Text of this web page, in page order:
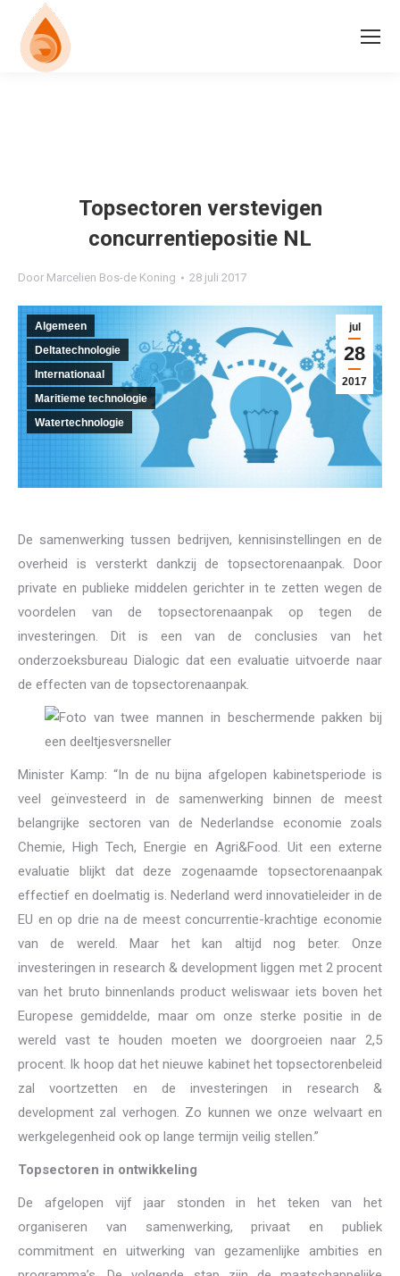
Topsectoren verstevigen
concurrentiepositie NL
Door Marcelien Bos-de Koning 28 juli 2017
jul
28
2017
Algemeen
Deltatechnologie
Internationaal
Maritieme technologie
Watertechnologie
De samenwerking tussen bedrijven, kennisinstellingen en de
overheid is versterkt dankzij de topsectorenaanpak. Door
private en publieke middelen gerichter in te zetten wegen de
voordelen van de topsectorenaanpak op tegen de
investeringen. Dit is een van de conclusies van het
onderzoeksbureau Dialogic dat een evaluatie uitvoerde naar
de effecten van de topsectorenaanpak.
Minister Kamp: “In de nu bijna afgelopen kabinetsperiode is
veel geïnvesteerd in de samenwerking binnen de meest
belangrijke sectoren van de Nederlandse economie zoals
Chemie, High Tech, Energie en Agri&Food. Uit een externe
evaluatie blijkt dat deze zogenaamde topsectorenaanpak
effectief en doelmatig is. Nederland werd innovatieleider in de
EU en op drie na de meest concurrentie-krachtige economie
van de wereld. Maar het kan altijd nog beter. Onze
investeringen in research & development liggen met 2 procent
van het bruto binnenlands product weliswaar iets boven het
Europese gemiddelde, maar om onze sterke positie in de
wereld vast te houden moeten we doorgroeien naar 2,5
procent. Ik hoop dat het nieuwe kabinet het topsectorenbeleid
zal voortzetten en de investeringen in research &
development zal verhogen. Zo kunnen we onze welvaart en
werkgelegenheid ook op lange termijn veilig stellen.”
Topsectoren in ontwikkeling
De afgelopen vijf jaar stonden in het teken van het
organiseren van samenwerking, privaat en publiek
commitment en uitwerking van gezamenlijke ambities en